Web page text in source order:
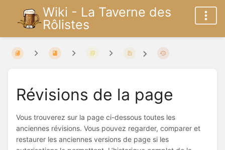
Wiki - La Taverne des
Rôlistes
Révisions de la page
Vous trouverez sur la page ci-dessous toutes les
anciennes révisions. Vous pouvez regarder, comparer et
restaurer les anciennes versions de page si les